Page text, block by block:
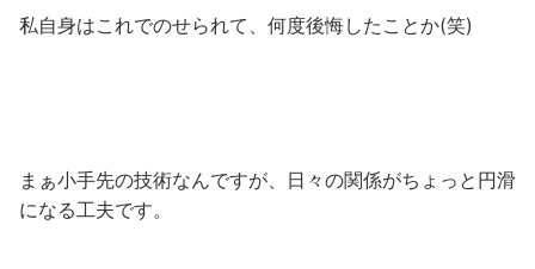
私自身はこれでのせられて、何度後悔したことか(笑)
まぁ小手先の技術なんですが、日々の関係がちょっと円滑
になる工夫です。